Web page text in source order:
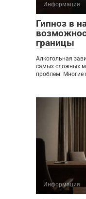
Информация
Гипноз в
границы
Алкогольная
самых сложных
проблем. Многие
Информация